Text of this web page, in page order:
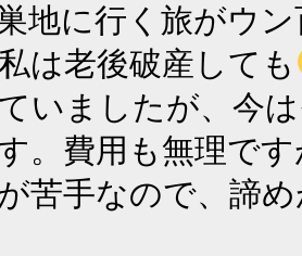
地に行く旅がウ
は老後破産しても
いましたが、今
。費用も無理で
が苦手なので、諦